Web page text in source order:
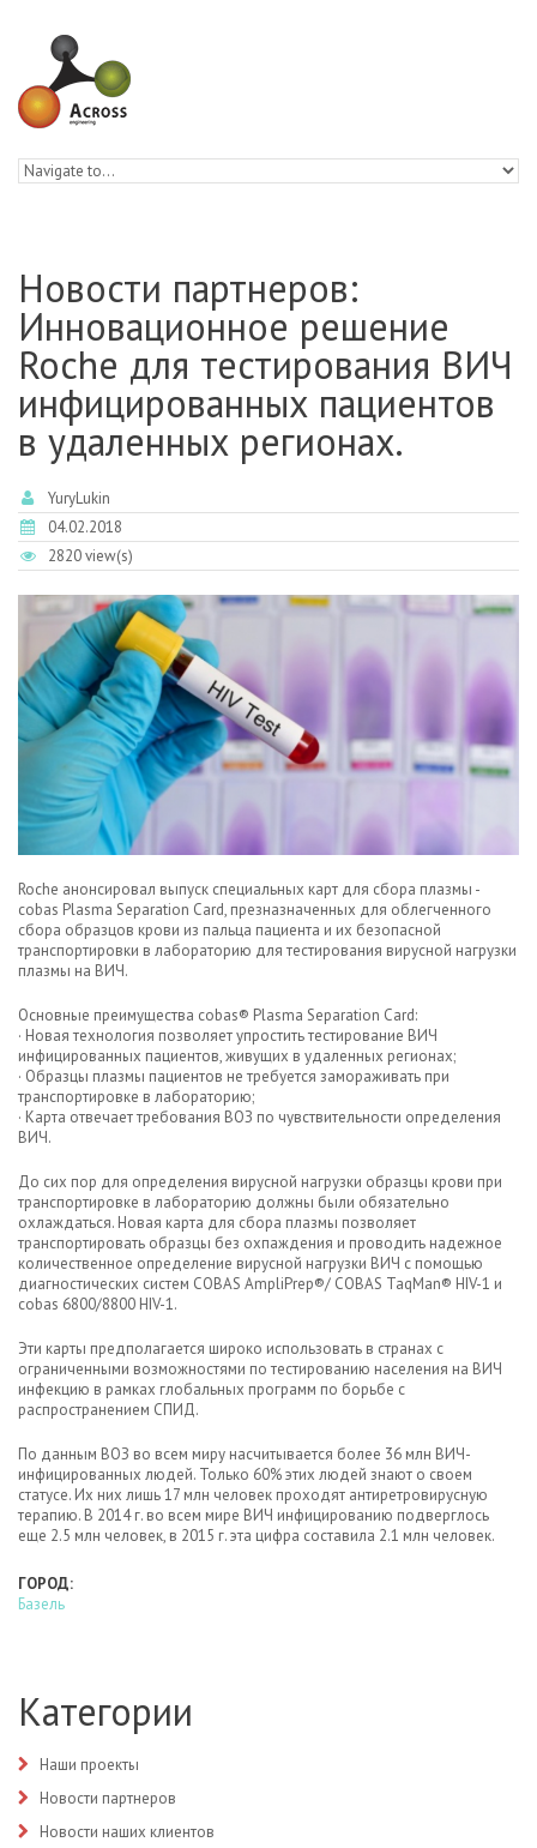
Новости партнеров:
Инновационное решение
Roche для тестирования ВИЧ
инфицированных пациентов
в удаленных регионах.
YuryLukin
04.02.2018
2820 view(s)
Roche анонсировал выпуск специальных карт для сбора плазмы -
cobas Plasma Separation Card, презназначенных для облегченного
сбора образцов крови из пальца пациента и их безопасной
транспортировки в лабораторию для тестирования вирусной нагрузки
плазмы на ВИЧ.
Основные преимущества cobas® Plasma Separation Card:
· Новая технология позволяет упростить тестирование ВИЧ
инфицированных пациентов, живущих в удаленных регионах;
· Образцы плазмы пациентов не требуется замораживать при
транспортировке в лабораторию;
· Карта отвечает требования ВОЗ по чувствительности определения
ВИЧ.
До сих пор для определения вирусной нагрузки образцы крови при
транспортировке в лабораторию должны были обязательно
охлаждаться. Новая карта для сбора плазмы позволяет
транспортировать образцы без охпаждения и проводить надежное
количественное определение вирусной нагрузки ВИЧ с помощью
диагностических систем COBAS AmpliPrep®/ COBAS TaqMan® HIV-1 и
cobas 6800/8800 HIV-1.
Эти карты предполагается широко использовать в странах с
ограниченными возможностями по тестированию населения на ВИЧ
инфекцию в рамках глобальных программ по борьбе с
распространением СПИД.
По данным ВОЗ во всем миру насчитывается более 36 млн ВИЧ-
инфицированных людей. Только 60% этих людей знают о своем
статусе. Их них лишь 17 млн человек проходят антиретровирусную
терапию. В 2014 г. во всем мире ВИЧ инфицированию подверглось
еще 2.5 млн человек, в 2015 г. эта цифра составила 2.1 млн человек.
ГОРОД:
Базель
Категории
Наши проекты
Новости партнеров
Новости наших клиентов